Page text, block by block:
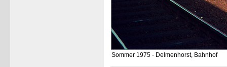
Sommer 1975 - Delmenhorst, Bahnhof